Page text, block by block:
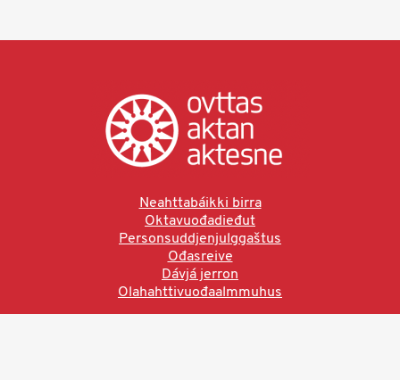
Neahttabáikki birra
Oktavuođadieđut
Personsuddjenjulggaštus
Ođasreive
Dávjá jerron
Olahahttivuođaalmmuhus